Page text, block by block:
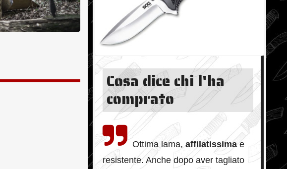
Cosa dice chi l'ha
comprato
Ottima lama, affilatissimae
resistente. Anche dopo aver tagliato